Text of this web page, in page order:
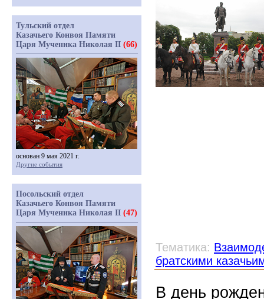
Тематика:
братскими
В день
Тульский отдел
Казачьего Конвоя Памяти
Царя Мученика Николая II (66)
основан 9 мая 2021 г.
Другие события
Посольский отдел
Казачьего Конвоя Памяти
Царя Мученика Николая II (47)